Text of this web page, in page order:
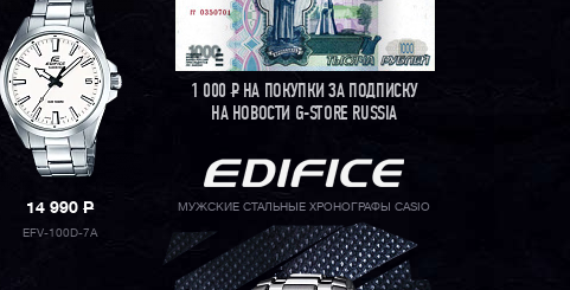
14 990P
EFV-100D-7A
1 000РНА ПОКУПКИ ЗА ПОДПИСКУ
НА НОВОСТИ G-STORE RUSSIA
МУЖСКИЕ СТАЛЬНЫЕ ХРОНОГРАФЫ CASIO